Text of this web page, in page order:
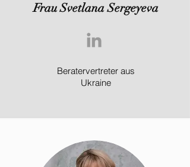
Frau Svetlana Sergeyeva
Beratervertreter aus
Ukraine